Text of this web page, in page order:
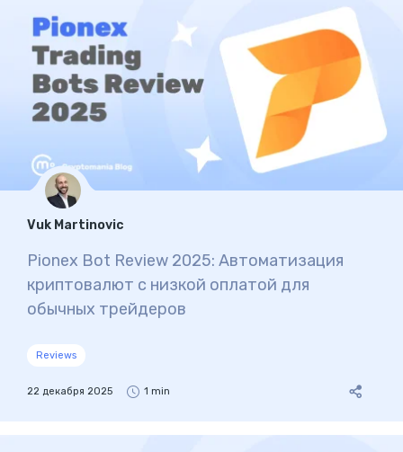
Vuk Martinovic
Pionex Bot Review 2025: Автоматизация
криптовалют с низкой оплатой для
обычных трейдеров
Reviews
22 декабря 2025 1 min